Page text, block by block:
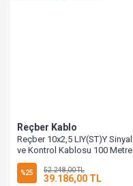
Reçber Kablo
Reçber 10x2,5 LIY(ST)Y Sinyal
ve Kontrol Kablosu 100 Metre
%25 52.248,00 TL
39.186,00 TL